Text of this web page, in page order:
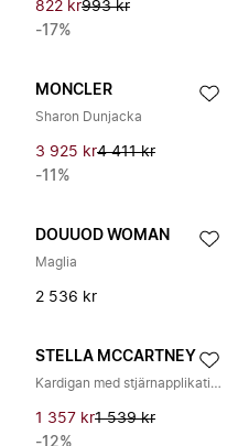
822 kr993 kr
-17%
MONCLER
Sharon Dunjacka
3 925 kr4 411 kr
-11%
DOUUOD WOMAN
Maglia
2 536 kr
STELLA MCCARTNEY
Kardigan med stjärnapplikation
1 357 kr1 539 kr
-12%